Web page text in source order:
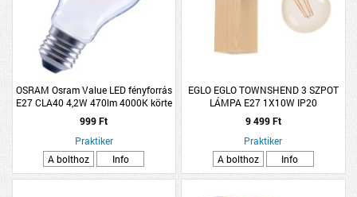
OSRAM Osram Value LED fényforrás
E27 CLA40 4,2W 470lm 4000K körte
hidegfehér matt
999 Ft
Praktiker
A bolthoz
Info
EGLO EGLO TOWNSHEND 3 SZPOT
LÁMPA E27 1X10W IP20
FÉNYFORRÁS NÉLKÜL, FEKETE/FA
9 499 Ft
Praktiker
A bolthoz
Info